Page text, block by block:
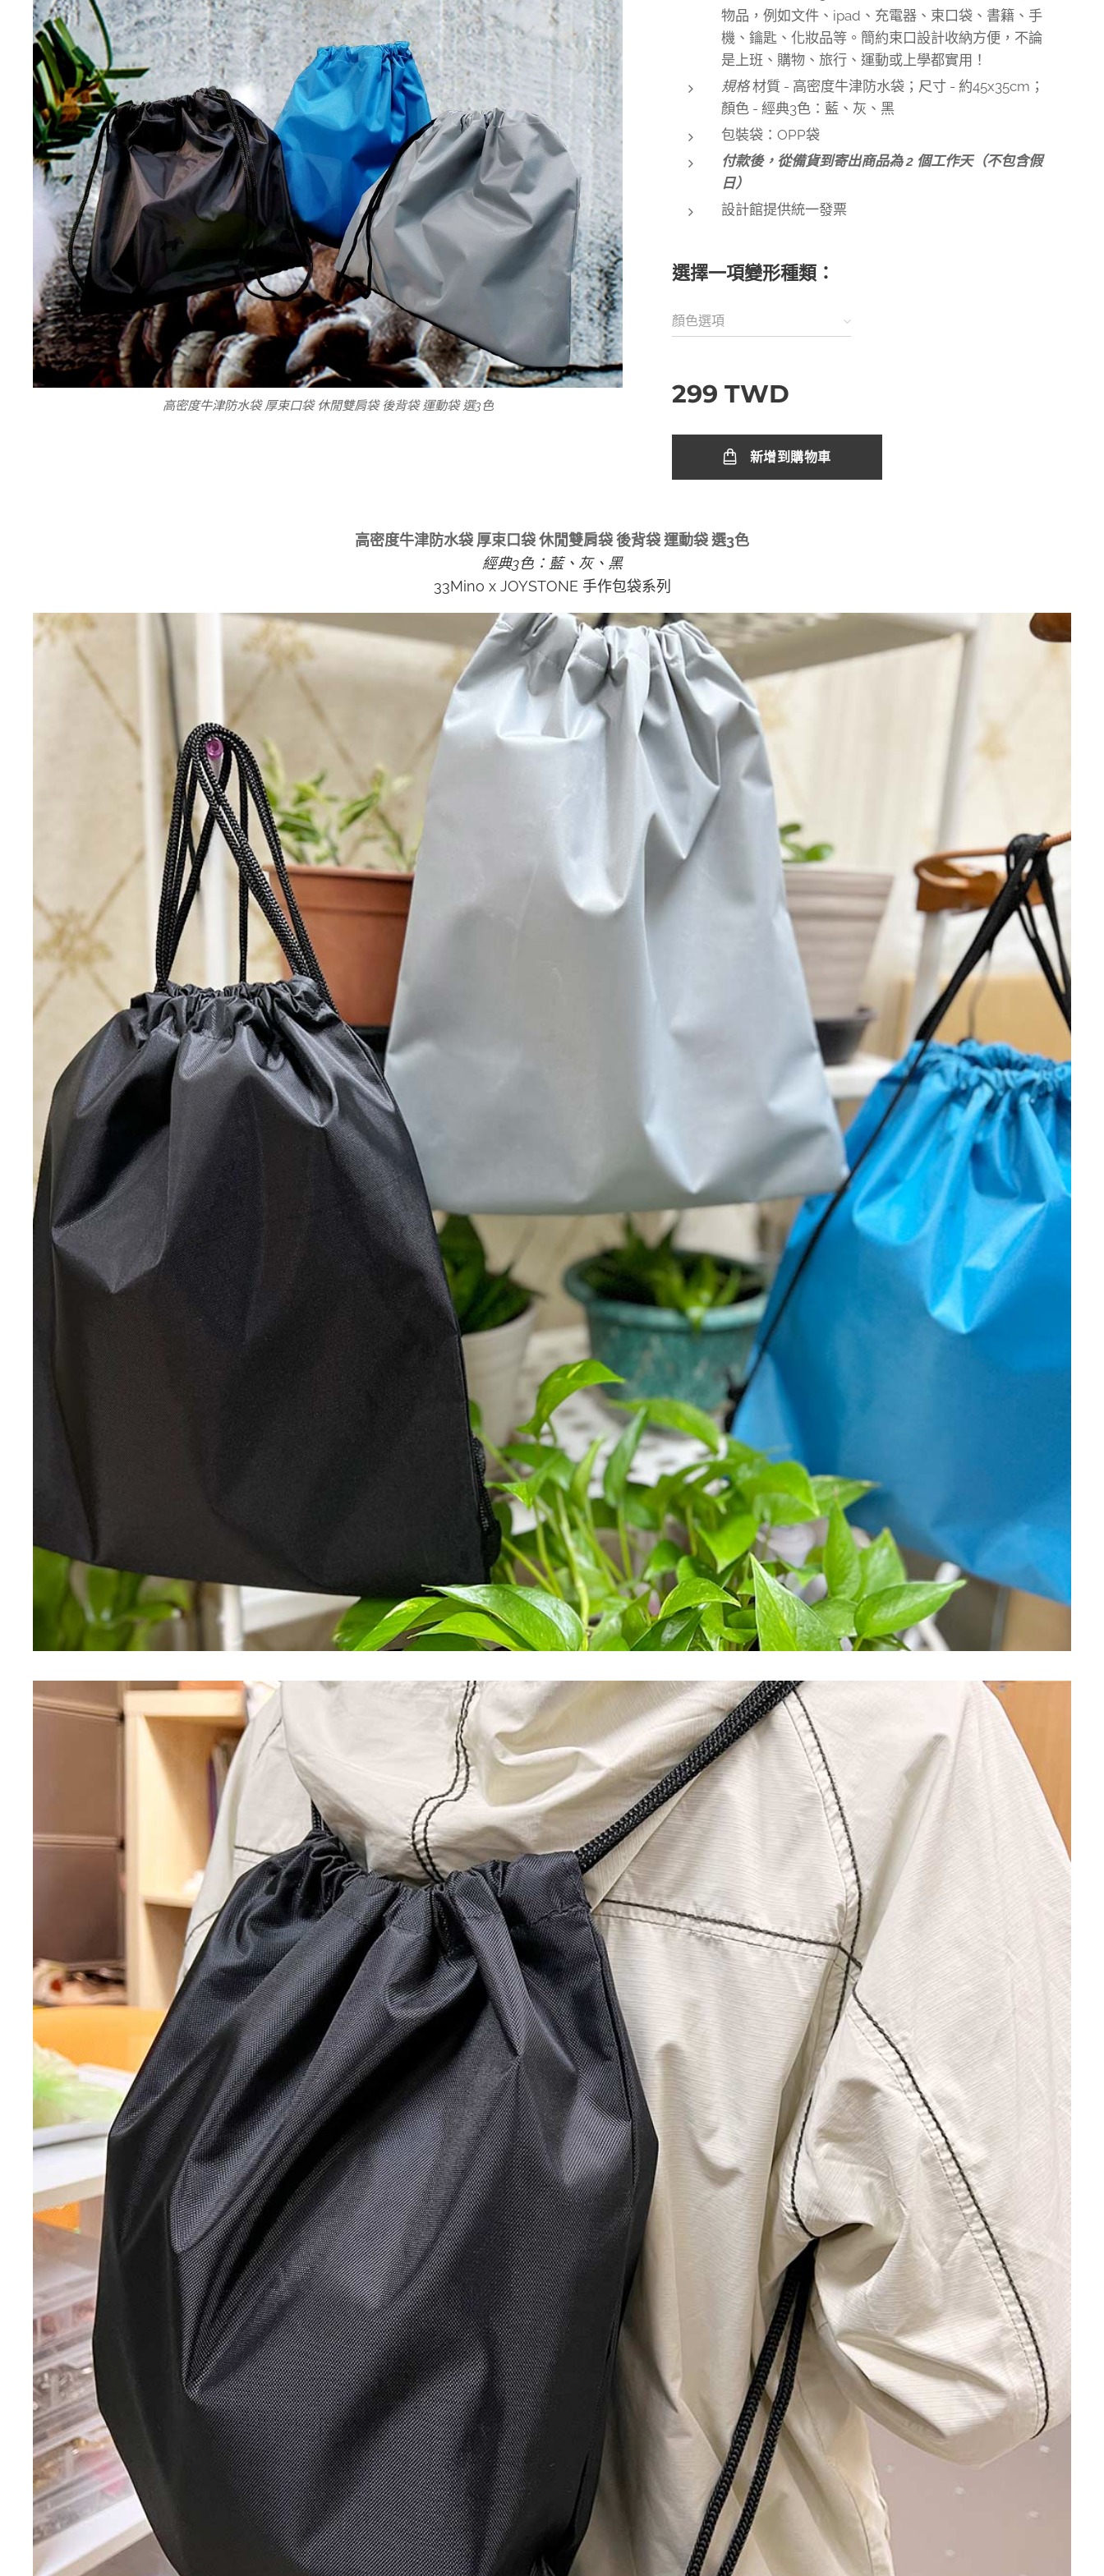
高密度牛津防水袋 厚束口袋 休閒雙肩袋 後背袋 運動袋 選3色
物品，例如文件、ipad、充電器、束口袋、書籍、手
機、鑰匙、化妝品等。簡約束口設計收納方便，不論
是上班、購物、旅行、運動或上學都實用！
規格材質 - 高密度牛津防水袋；尺寸 - 約45x35cm；
顏色 - 經典3色：藍、灰、黑
包裝袋：OPP袋
付款後，從備貨到寄出商品為 2 個工作天（不包含假
日）
設計館提供統一發票
選擇一項變形種類：
顏色選項
299 TWD
新增到購物車
高密度牛津防水袋 厚束口袋 休閒雙肩袋 後背袋 運動袋 選3色
經典3色：藍、灰、黑
33Mino x JOYSTONE 手作包袋系列